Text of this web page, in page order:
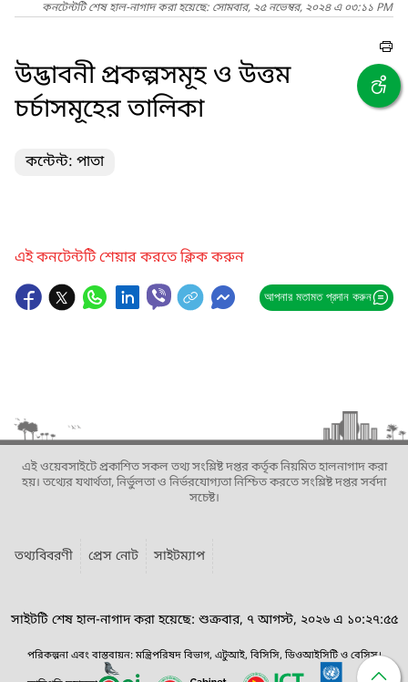
কনটেন্টটি শেষ হাল-নাগাদ করা হয়েছে: সোমবার, ২৫ নভেম্বর, ২০২৪ এ ০৩:১১ PM
উদ্ভাবনী প্রকল্পসমূহ ও উত্তম
চর্চাসমূহের তালিকা
কন্টেন্ট: পাতা
এই কনটেন্টটি শেয়ার করতে ক্লিক করুন
আপনার মতামত প্রদান করুন
এই ওয়েবসাইটে প্রকাশিত সকল তথ্য সংশ্লিষ্ট দপ্তর কর্তৃক নিয়মিত হালনাগাদ করা
হয়। তথ্যের যথার্থতা, নির্ভুলতা ও নির্ভরযোগ্যতা নিশ্চিত করতে সংশ্লিষ্ট দপ্তর সর্বদা
সচেষ্ট।
তথ্যবিবরণী প্রেস নোট সাইটম্যাপ
সাইটটি শেষ হাল-নাগাদ করা হয়েছে: শুক্রবার, ৭ আগস্ট, ২০২৬ এ ১০:২৭:৫৫
পরিকল্পনা এবং বাস্তবায়ন: মন্ত্রিপরিষদ বিভাগ, এটুআই, বিসিসি, ডিওআইসিটি ও বেসিস।